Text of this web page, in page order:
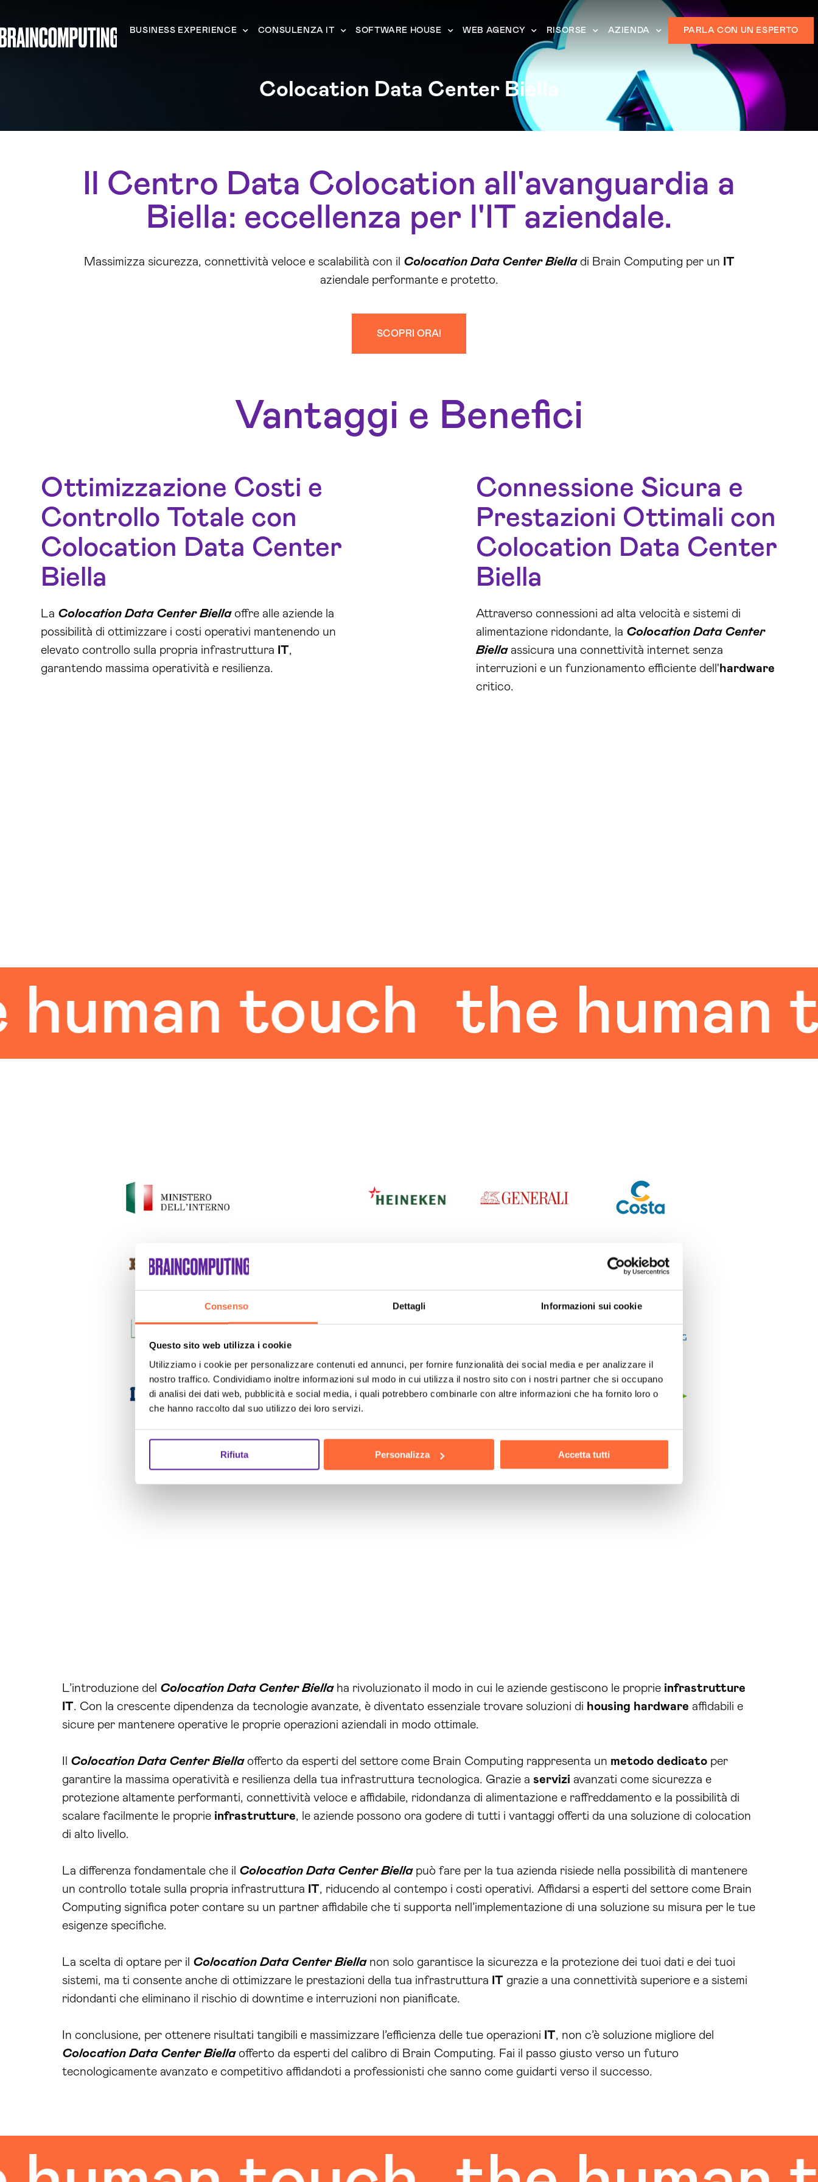
Consenso Dettagli Informazioni sui cookie
Questo sito web utilizza i cookie
Utilizziamo i cookie per personalizzare contenuti ed annunci, per fornire funzionalità dei social media e per analizzare il
nostro traffico. Condividiamo inoltre informazioni sul modo in cui utilizza il nostro sito con i nostri partner che si occupano
di analisi dei dati web, pubblicità e social media, i quali potrebbero combinarle con altre informazioni che ha fornito loro o
che hanno raccolto dal suo utilizzo dei loro servizi.
Rifiuta Personalizza Accetta tutti
BUSINESS EXPERIENCE CONSULENZA IT SOFTWARE HOUSE WEB AGENCY RISORSE AZIENDA PARLA CON UN ESPERTO
Colocation Data Center Biella
Il Centro Data Colocation all'avanguardia a
Biella: eccellenza per l'IT aziendale.
Massimizza sicurezza, connettività veloce e scalabilità con il Colocation Data Center Bielladi Brain Computing per un IT
aziendale performante e protetto.
SCOPRI ORA!
Vantaggi e Benefici
Ottimizzazione Costi e
Controllo Totale con
Colocation Data Center
Biella
La Colocation Data Center Biellaoffre alle aziende la
possibilità di ottimizzare i costi operativi mantenendo un
elevato controllo sulla propria infrastruttura IT,
garantendo massima operatività e resilienza.
Connessione Sicura e
Prestazioni Ottimali con
Colocation Data Center
Biella
Attraverso connessioni ad alta velocità e sistemi di
alimentazione ridondante, la Colocation Data Center
Biellaassicura una connettività internet senza
interruzioni e un funzionamento efficiente dell' hardware
critico.
touch the human
L’introduzione del Colocation Data Center Biellaha rivoluzionato il modo in cui le aziende gestiscono le proprie infrastrutture
IT. Con la crescente dipendenza da tecnologie avanzate, è diventato essenziale trovare soluzioni di housing hardware affidabili e
sicure per mantenere operative le proprie operazioni aziendali in modo ottimale.
Colocation Data Center Biellaofferto da esperti del settore come Brain Computing rappresenta un metodo dedicato per
garantire la massima operatività e resilienza della tua infrastruttura tecnologica. Grazie a servizi avanzati come sicurezza e
protezione altamente performanti, connettività veloce e affidabile, ridondanza di alimentazione e raffreddamento e la possibilità di
scalare facilmente le proprie infrastrutture, le aziende possono ora godere di tutti i vantaggi offerti da una soluzione di colocation
di alto livello.
La differenza fondamentale che il Colocation Data Center Biellapuò fare per la tua azienda risiede nella possibilità di mantenere
un controllo totale sulla propria infrastruttura IT, riducendo al contempo i costi operativi. Affidarsi a esperti del settore come Brain
Computing significa poter contare su un partner affidabile che ti supporta nell’implementazione di una soluzione su misura per le tue
esigenze specifiche.
La scelta di optare per il Colocation Data Center Biellanon solo garantisce la sicurezza e la protezione dei tuoi dati e dei tuoi
sistemi, ma ti consente anche di ottimizzare le prestazioni della tua infrastruttura IT grazie a una connettività superiore e a sistemi
ridondanti che eliminano il rischio di downtime e interruzioni non pianificate.
In conclusione, per ottenere risultati tangibili e massimizzare l’efficienza delle tue operazioni IT, non c’è soluzione migliore del
Colocation Data Center Biellaofferto da esperti del calibro di Brain Computing. Fai il passo giusto verso un futuro
tecnologicamente avanzato e competitivo affidandoti a professionisti che sanno come guidarti verso il successo.